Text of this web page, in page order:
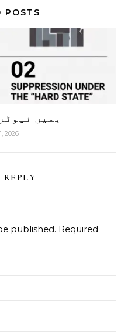
POSTS
ہمیں
2026
REPLY
published. Required